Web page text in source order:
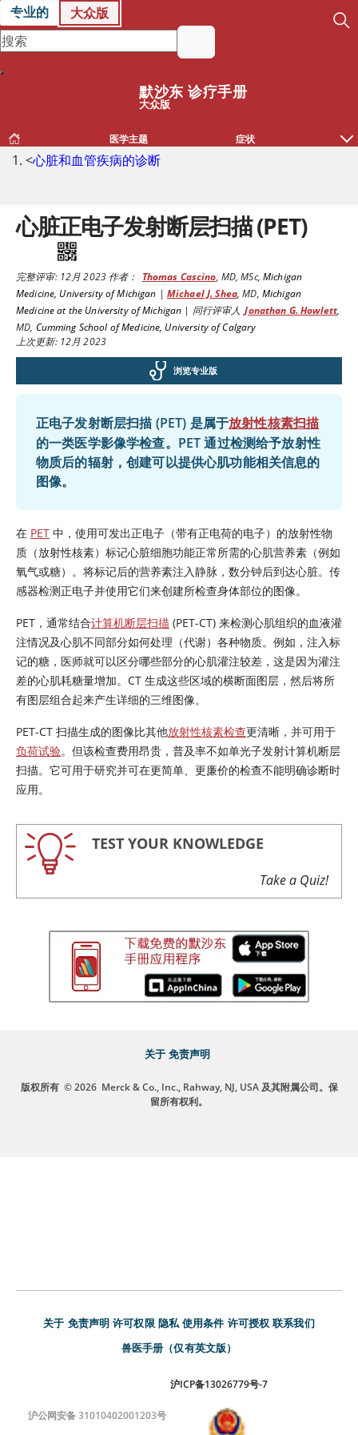
专业的 大众版
默沙东 诊疗手册
大众版
医学主题 症状
<心脏和血管疾病的诊断
心脏正电子发射断层扫描 (PET)
完整评审:12月 2023作者： Thomas Cascino, MD, MSc,Michigan
Medicine, University of Michigan | Michael J. Shea,MD, Michigan
Medicine at the University of Michigan | 同行评审人 Jonathan G. Howlett,
MD, Cumming School of Medicine, University of Calgary
上次更新: 12月 2023
浏览专业版
正电子发射断层扫描 (PET) 是属于放射性核素扫描
的一类医学影像学检查。PET 通过检测给予放射性
物质后的辐射，创建可以提供心肌功能相关信息的
图像。
在 PET 中，使用可发出正电子（带有正电荷的电子）的放射性物
质（放射性核素）标记心脏细胞功能正常所需的心肌营养素（例如
氧气或糖）。将标记后的营养素注入静脉，数分钟后到达心脏。传
感器检测正电子并使用它们来创建所检查身体部位的图像。
PET，通常结合计算机断层扫描 (PET-CT) 来检测心肌组织的血液灌
注情况及心肌不同部分如何处理（代谢）各种物质。例如，注入标
记的糖，医师就可以区分哪些部分的心肌灌注较差，这是因为灌注
差的心肌耗糖量增加。CT 生成这些区域的横断面图层，然后将所
有图层组合起来产生详细的三维图像。
PET-CT 扫描生成的图像比其他放射性核素检查更清晰，并可用于
负荷试验。但该检查费用昂贵，普及率不如单光子发射计算机断层
扫描。它可用于研究并可在更简单、更廉价的检查不能明确诊断时
应用。
TEST YOUR KNOWLEDGE
Take a Quiz!
关于 免责声明
版权所有 © 2026 Merck & Co., Inc., Rahway, NJ, USA 及其附属公司。保
留所有权利。
关于 免责声明 许可权限 隐私 使用条件 许可授权 联系我们
兽医手册（仅有英文版）
沪ICP备13026779号-7
沪公网安备 31010402001203号